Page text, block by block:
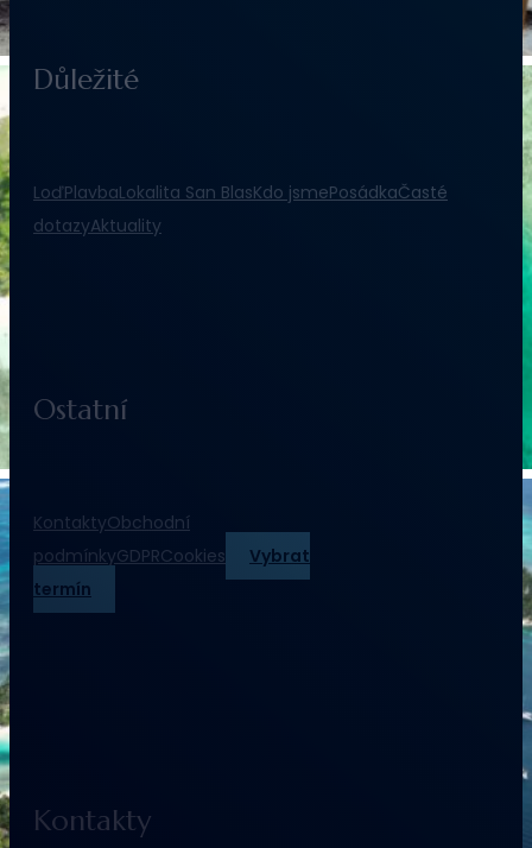
Důležité
LoďPlavbaLokalita San BlasKdo jsmePosádkaČasté
dotazyAktuality
Ostatní
KontaktyObchodní
podmínkyGDPRCookies
Vybrat
termín
Kontakty